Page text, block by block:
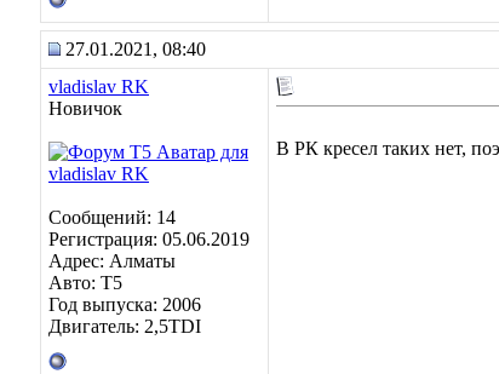
27.01.2021, 08:40
vladislav RK
Новичок
Сообщений: 14
Регистрация: 05.06.2019
Адрес: Алматы
Авто: Т5
Год выпуска: 2006
Двигатель: 2,5TDI
В РК кресел таких нет,